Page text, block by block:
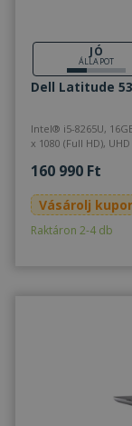
JÓ
ÁLLAPOT
Dell Latitude
Intel® i5-8265U, 16GB DDR4 RAM, 512GB (M.2) SSD, 13,3" (33,8 cm), 1920
160 990 Ft
Vásárolj
Raktáron 2-4 db